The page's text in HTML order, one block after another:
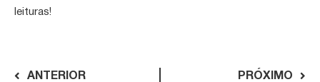
leituras!
ANTERIOR PRÓXIMO